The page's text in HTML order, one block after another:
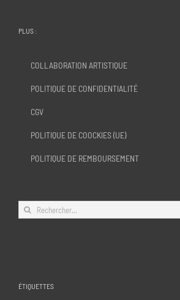
PLUS :
COLLABORATION ARTISTIQUE
POLITIQUE DE CONFIDENTIALITÉ
CGV
POLITIQUE DE COOCKIES (UE)
POLITIQUE DE REMBOURSEMENT
Rechercher:
ÉTIQUETTES